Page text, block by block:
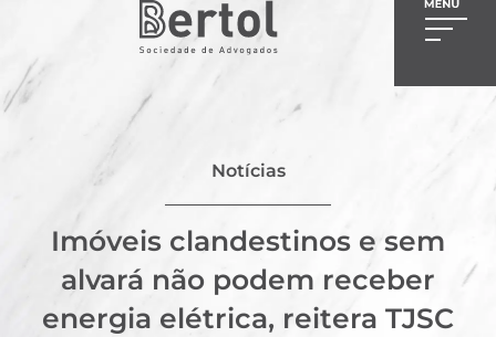
Notícias
Imóveis clandestinos e sem
alvará não podem receber
energia elétrica, reitera TJSC